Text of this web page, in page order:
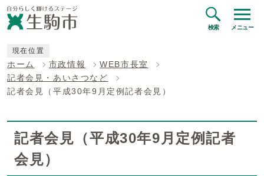
検索 メニュー
現在位置
ホーム 市政情報
WEB市長室
記者会見・あいさつなど
記者会見（平成30年9月定例記者会見）
記者会見（平成30年9月定例記者
会見）